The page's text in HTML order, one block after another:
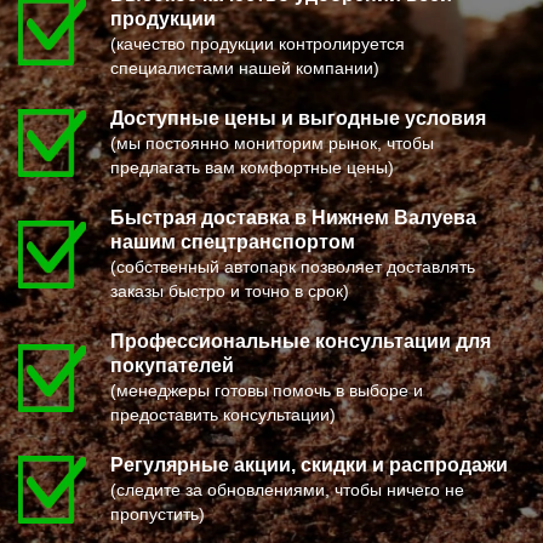
ПОСЕЛОК БИОКОМБИНАТА
ПОСЕЛОК БОЛЬШЕВИК
ПОСЕЛОК ВОЛОДАРСКОГО
ПОСЕЛОК ВОРОВСКОГО
ПОСЕЛОК ИМ. ЦЮРУПЫ
ПОСЕЛОК ЛЕСНЫЕ ПОЛЯНЫ
ПОСЕЛОК ЛМС
МОСРЕНТГЕН
ПРАВДИНСКИЙ
ПРИВОКЗАЛЬНЫЙ
ПРОЛЕТАРСКИЙ
ПРОТВИНО
ПТИЧНОЕ
ПУЧКОВО
ПУШКИНО
ПУЩИНО
РАДОВИЦКИЙ
РАЗВИЛКА
РАМЕНСКОЕ
РАССУДОВО
РАСТОРОПОВО
РЕММАШ
РЕУТОВ
РЕЧИЦЫ
РЕШЕТНИКОВО
РЖАВКИ
РОГАЧЕВО
НЯГАНЬ
МЕЛЕУЗ
КОЛЬЧУГИНО
КАМЫШИН
НОВОШАХТИНСК
ВОЛЬСК
КОНАКОВО
САРАПУЛ
КОМСОМОЛЬСК НА АМУРЕ
КИЗИЛЮРТ
МИХАЙЛОВСК
ПЕТУШКИ
ПРИМОРСКО АХТАРСК
ЛЕСОСИБИРСК
БУДЕННОВСК
КАЛЯЗИН
ГЛАЗОВ
РУБЦОВСК
ГУБКИН
КЛИНЦЫ
УСМАНЬ
КУНГУР
КАЧКАНАР
КОЗЕЛЬСК
ШАРЬЯ
ЧИСТОПОЛЬ
продукции
(качество продукции контролируется
специалистами нашей компании)
Доступные цены и выгодные условия
(мы постоянно мониторим рынок, чтобы
предлагать вам комфортные цены)
Быстрая доставка в Нижнем Валуева
нашим спецтранспортом
(собственный автопарк позволяет доставлять
заказы быстро и точно в срок)
Профессиональные консультации для
покупателей
(менеджеры готовы помочь в выборе и
предоставить консультации)
Регулярные акции, скидки и распродажи
(следите за обновлениями, чтобы ничего не
пропустить)